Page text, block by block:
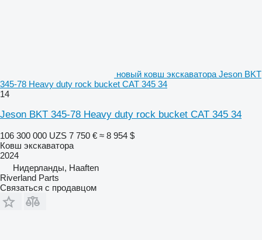
новый ковш экскаватора Jeson BKT
345-78 Heavy duty rock bucket CAT 345 34
14
Jeson BKT 345-78 Heavy duty rock bucket CAT 345 34
106 300 000 UZS 7 750 € ≈ 8 954 $
Ковш экскаватора
2024
Нидерланды, Haaften
Riverland Parts
Связаться с продавцом